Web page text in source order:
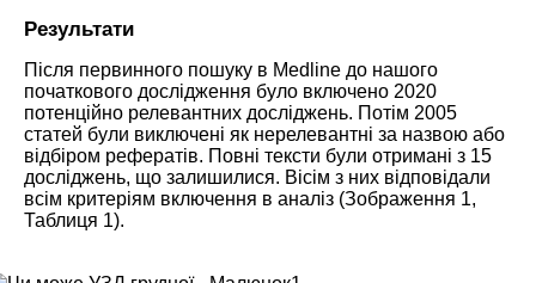
Результати
Після первинного пошуку в Medline до нашого
початкового дослідження було включено 2020
потенційно релевантних досліджень. Потім 2005
статей були виключені як нерелевантні за назвою або
відбіром рефератів. Повні тексти були отримані з 15
досліджень, що залишилися. Вісім з них відповідали
всім критеріям включення в аналіз (Зображення 1,
Таблиця 1).